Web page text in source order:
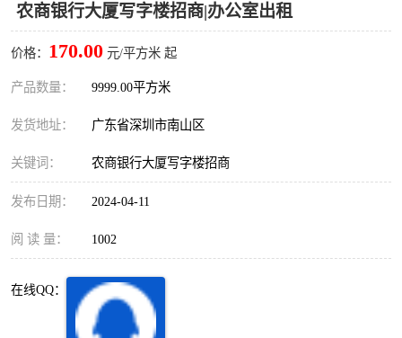
农商银行大厦写字楼招商|办公室出租
价格： 170.00 元/平方米 起
产品数量： 9999.00平方米
发货地址： 广东省深圳市南山区
关键词： 农商银行大厦写字楼招商
发布日期： 2024-04-11
阅 读 量： 1002
在线QQ：
车公庙
中心区
南山区 西丽
深圳超级总部基地 后海